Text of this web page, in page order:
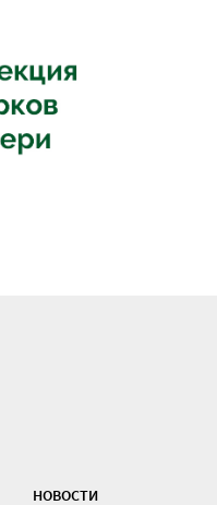
НОВОСТИ